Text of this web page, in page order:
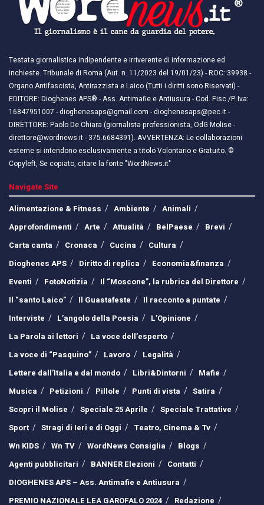
Testata giornalistica indipendente e irriverente di informazione ed
inchieste. Tribunale di Roma (Aut. n. 11/2023 del 19/01/23) - ROC: 39938 -
Organo Antifascista, Antirazzista e Laico (Tutti i diritti sono Riservati) -
EDITORE: Dioghenes APS® - Ass. Antimafie e Antiusura - Cod. Fisc./P. Iva:
16847951007 - dioghenesaps@gmail.com - dioghenesaps@pec.it - ​​
DIRETTORE: Paolo De Chiara (giornalista professionista, OdG Molise -
direttore@wordnews.it - ​​375.6684391). AVVERTENZA: Le collaborazioni
esterne si intendono esclusivamente a titolo Volontario e Gratuito. ©
Copyleft, Se copiato, citare la fonte "WordNews.it"
Navigate Site
Alimentazione & Fitness
Ambiente
Animali
Approfondimenti
Arte Attualità BelPaese
Brevi
Carta canta
Cronaca Cucina
Cultura
Dioghenes APS
Diritto di replica
Economia&finanza
Eventi
FotoNotizia
Il “Moscone”, la rubrica del Direttore
Il “santo Laico”
Il Guastafeste
Il racconto a puntate
Interviste
L’angolo della Poesia
L’Opinione
La Parola ai lettori
La voce dell’esperto
La voce di “Pasquino”
Lavoro
Legalità
Lettere dall’Italia e dal mondo
Libri&Dintorni
Mafie
Musica
Petizioni Pillole Punti di vista
Satira
Scopri il Molise
Speciale 25 Aprile
Speciale Trattative
Sport
Stragi di Ieri e di Oggi
Teatro, Cinema & Tv
Wn KIDS
Wn TV WordNews Consiglia
Blogs
Agenti pubblicitari
BANNER Elezioni
Contatti
DIOGHENES APS – Ass. Antimafie e Antiusura
PREMIO NAZIONALE LEA GAROFALO 2024
Redazione